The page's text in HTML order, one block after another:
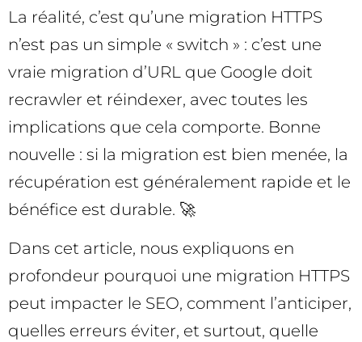
La réalité, c’est qu’une migration HTTPS
n’est pas un simple « switch » : c’est une
vraie migration d’URL que Google doit
recrawler et réindexer, avec toutes les
implications que cela comporte. Bonne
nouvelle : si la migration est bien menée, la
récupération est généralement rapide et le
bénéfice est durable. 🚀
Dans cet article, nous expliquons en
profondeur pourquoi une migration HTTPS
peut impacter le SEO, comment l’anticiper,
quelles erreurs éviter, et surtout, quelle